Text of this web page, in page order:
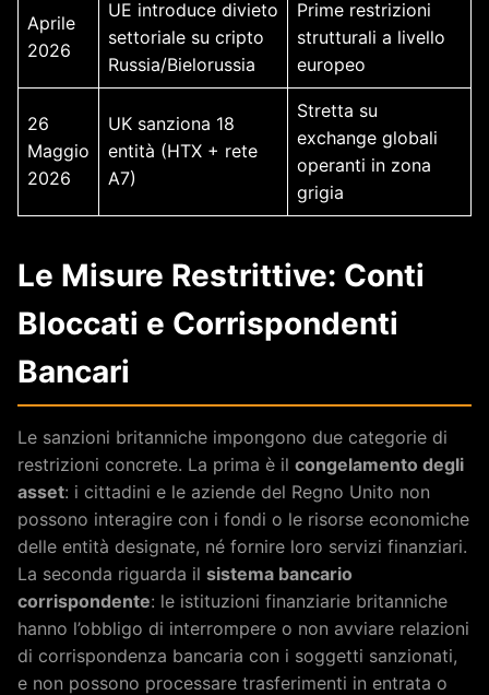
Aprile
2026
UE introduce divieto
settoriale su cripto
Russia/Bielorussia
Prime restrizioni
strutturali a livello
europeo
26
Maggio
2026
UK sanziona 18
entità (HTX + rete
A7)
Stretta su
exchange globali
operanti in zona
grigia
Le Misure Restrittive: Conti
Bloccati e Corrispondenti
Bancari
Le sanzioni britanniche impongono due categorie di
restrizioni concrete. La prima è il congelamento degli
asset: i cittadini e le aziende del Regno Unito non
possono interagire con i fondi o le risorse economiche
delle entità designate, né fornire loro servizi finanziari.
La seconda riguarda il sistema bancario
corrispondente: le istituzioni finanziarie britanniche
hanno l’obbligo di interrompere o non avviare relazioni
di corrispondenza bancaria con i soggetti sanzionati,
e non possono processare trasferimenti in entrata o